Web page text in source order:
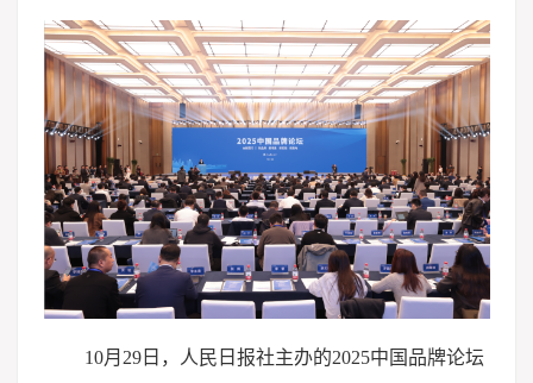
10月29日，人民日报社主办的2025中国品牌论坛